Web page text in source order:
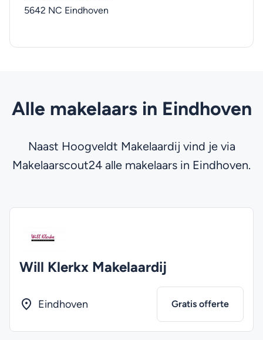
5642 NC Eindhoven
Alle makelaars in Eindhoven
Naast Hoogveldt Makelaardij vind je via
Makelaarscout24 alle makelaars in Eindhoven.
Will Klerkx Makelaardij
Eindhoven Gratis offerte